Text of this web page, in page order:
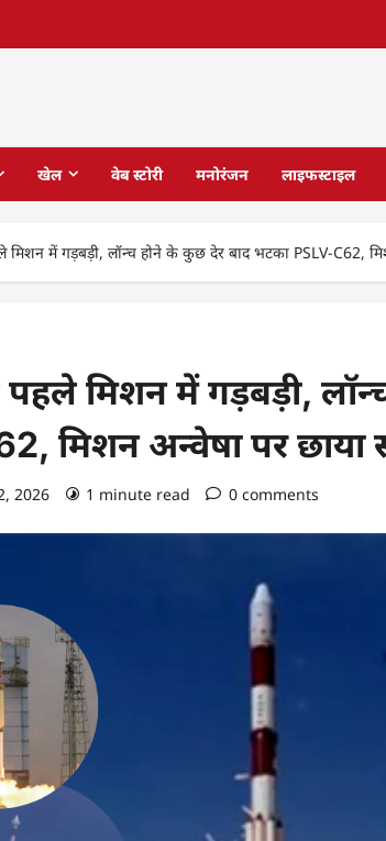
खेल वेब स्टोरी मनोरंजन लाइफस्टाइल
में गड़बड़ी, लॉन्च होने के कुछ देर बाद भटका PSLV-C62,
मिशन में गड़बड़ी,
मिशन अन्वेषा पर
2026 1 minute read 0 comments